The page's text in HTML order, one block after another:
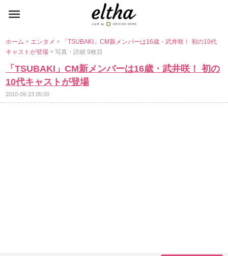
ホーム> エンタメ>
「TSUBAKI」CM新メンバーは16歳・武井咲！ 初の10代
キャストが登場> 写真・詳細 9枚目
「TSUBAKI」CM新メンバーは16歳・武井咲！ 初の
10代キャストが登場
2010-09-23 05:00